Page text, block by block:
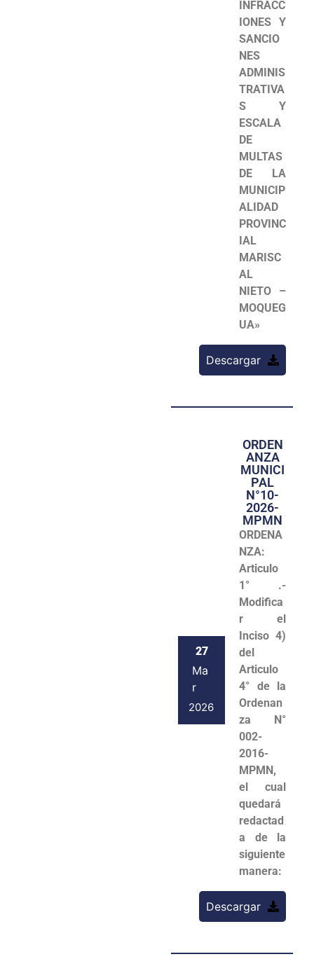
INFRACC
IONES Y
SANCIO
NES
ADMINIS
TRATIVA
S Y
ESCALA
DE
MULTAS
DE LA
MUNICIP
ALIDAD
PROVINC
IAL
MARISC
AL
NIETO –
MOQUEG
UA»
Descargar
27
Ma
r
2026
ORDEN
ANZA
MUNICI
PAL
N°10-
2026-
MPMN
ORDENA
NZA:
Articulo
1° .-
Modifica
r el
Inciso 4)
del
Articulo
4° de la
Ordenan
za N°
002-
2016-
MPMN,
el cual
quedará
redactad
a de la
siguiente
manera:
Descargar